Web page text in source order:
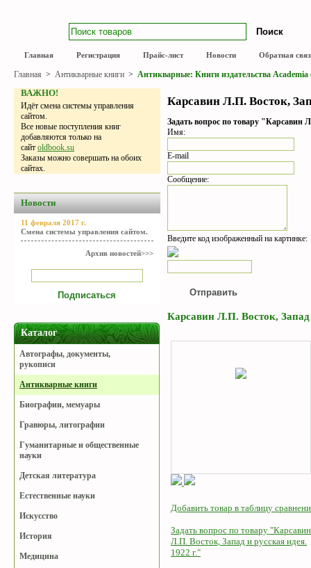
Главная Регистрация Прайс-лист Новости Обратная
Главная > Антикварные книги > Антикварные: Книги издательства Academia
ВАЖНО!
Идёт смена системы управления
сайтом.
Все новые поступления книг
добавляются только на
сайт oldbook.su
Заказы можно совершать на обоих
сайтах.
Новости
11 февраля 2017 г.
Смена системы управления сайтом.
Архив новостей>>>
Каталог
Автографы, документы,
рукописи
Антикварные книги
Биографии, мемуары
Гравюры, литографии
Гуманитарные и общественные
науки
Детская литература
Естественные науки
Искусство
История
Медицина
Карсавин Л.П. Восток,
Задать вопрос по товару "Карсавин
Имя:
E-mail
Сообщение:
Введите код изображенный на картинке:
Карсавин Л.П. Восток, Запад
Добавить товар в таблицу
Задать вопрос по товару "Карсавин
Л.П. Восток, Запад и русская идея.
1922 г."